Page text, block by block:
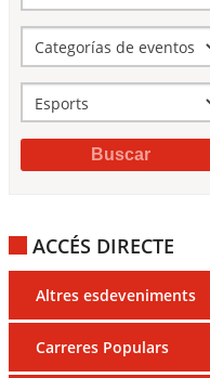
ACCÉS DIRECTE
Altres esdeveniments
Carreres Populars